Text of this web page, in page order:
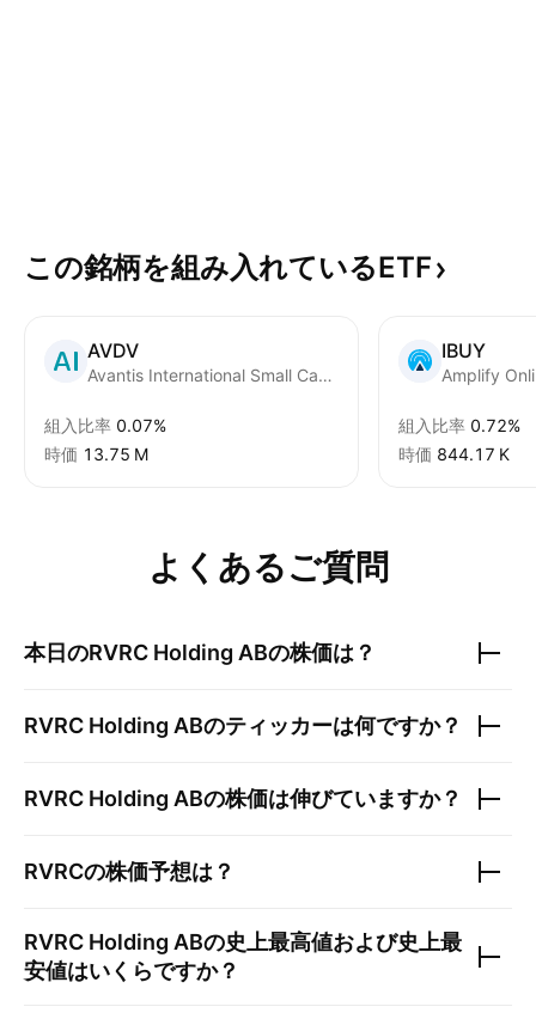
この銘柄を組み入れているETF
AVDV
Avantis International Small Cap Value ETF
組入比率 0.07%
時価 ‪13.75 M‬
IBUY
Amplify
組入比率 0.72%
時価 ‪844.17 K‬
よくあるご質問
本日のRVRC Holding ABの株価は？
RVRC Holding ABのティッカーは何ですか？
RVRC Holding ABの株価は伸びていますか？
RVRCの株価予想は？
RVRC Holding ABの史上最高値および史上最
安値はいくらですか？